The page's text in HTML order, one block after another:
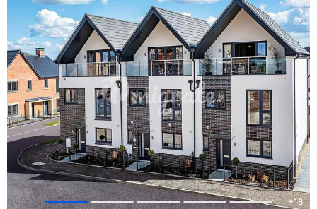
+18